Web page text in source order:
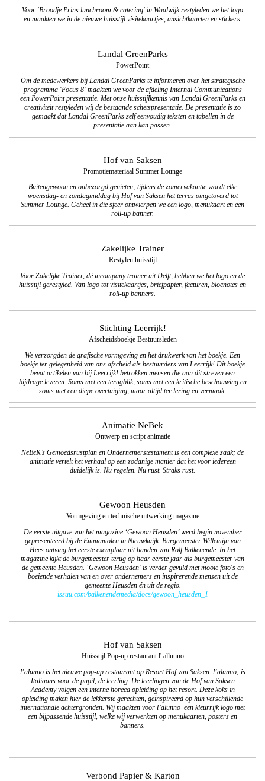
Voor 'Broodje Prins lunchroom & catering' in Waalwijk restyleden we het logo
en maakten we in de nieuwe huisstijl visitekaartjes, ansichtkaarten en stickers.
Landal GreenParks
PowerPoint
Om de medewerkers bij Landal GreenParks te informeren over het strategische
programma 'Focus 8' maakten we voor de afdeling Internal Communications
een PowerPoint presentatie. Met onze huisstijlkennis van Landal GreenParks en
creativiteit restyleden wij de bestaande schetspresentatie. De presentatie is zo
gemaakt dat Landal GreenParks zelf eenvoudig teksten en tabellen in de
presentatie aan kan passen.
Hof van Saksen
Promotiemateriaal Summer Lounge
Buitengewoon en onbezorgd genieten; tijdens de zomervakantie wordt elke
woensdag- en zondagmiddag bij Hof van Saksen het terras omgetoverd tot
Summer Lounge. Geheel in die sfeer ontwierpen we een logo, menukaart en een
roll-up banner.
Zakelijke Trainer
Restylen huisstijl
Voor Zakelijke Trainer, dé incompany trainer uit Delft, hebben we het logo en de
huisstijl gerestyled. Van logo tot visitekaartjes, briefpapier, facturen, blocnotes en
roll-up banners.
Stichting Leerrijk!
Afscheidsboekje Bestuursleden
We verzorgden de grafische vormgeving en het drukwerk van het boekje. Een
boekje ter gelegenheid van ons afscheid als bestuurders van Leerrijk! Dit boekje
bevat artikelen van bij Leerrijk! betrokken mensen die aan dit streven een
bijdrage leveren. Soms met een terugblik, soms met een kritische beschouwing en
soms met een diepe overtuiging, maar altijd ter lering en vermaak.
Animatie NeBek
Ontwerp en script animatie
NeBeK’s Gemoedsrustplan en Ondernemerstestament is een complexe zaak; de
animatie vertelt het verhaal op een zodanige manier dat het voor iedereen
duidelijk is. Nu regelen. Nu rust. Straks rust.
Gewoon Heusden
Vormgeving en technische uitwerking magazine
De eerste uitgave van het magazine ‘Gewoon Heusden’ werd begin november
gepresenteerd bij de Emmamolen in Nieuwkuijk. Burgemeester Willemijn van
Hees ontving het eerste exemplaar uit handen van Rolf Balkenende. In het
magazine kijkt de burgemeester terug op haar eerste jaar als burgemeester van
de gemeente Heusden. ‘Gewoon Heusden’ is verder gevuld met mooie foto's en
boeiende verhalen van en over ondernemers en inspirerende mensen uit de
gemeente Heusden én uit de regio.
issuu.com/balkenendemedia/docs/gewoon_heusden_1
Hof van Saksen
Huisstijl Pop-up restaurant l' allunno
l’alunno is het nieuwe pop-up restaurant op Resort Hof van Saksen. l’alunno; is
Italiaans voor de pupil, de leerling. De leerlingen van de Hof van Saksen
Academy volgen een interne horeca opleiding op het resort. Deze koks in
opleiding maken hier de lekkerste gerechten, geïnspireerd op hun verschillende
internationale achtergronden. Wij maakten voor l’alunno een kleurrijk logo met
een bijpassende huisstijl, welke wij verwerkten op menukaarten, posters en
banners.
Verbond Papier & Karton